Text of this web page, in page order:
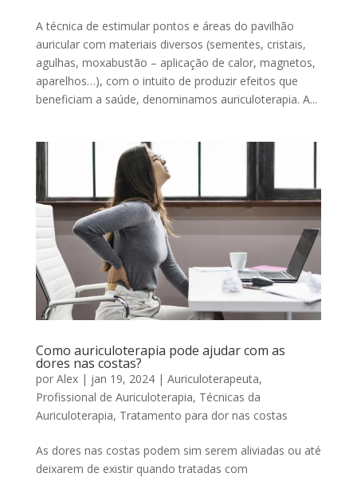
A técnica de estimular pontos e áreas do pavilhão
auricular com materiais diversos (sementes, cristais,
agulhas, moxabustão – aplicação de calor, magnetos,
aparelhos…), com o intuito de produzir efeitos que
beneficiam a saúde, denominamos auriculoterapia. A...
Como auriculoterapia pode ajudar com as
dores nas costas?
por Alex| jan 19, 2024| Auriculoterapeuta,
Profissional de Auriculoterapia, Técnicas da
Auriculoterapia, Tratamento para dor nas costas
As dores nas costas podem sim serem aliviadas ou até
deixarem de existir quando tratadas com